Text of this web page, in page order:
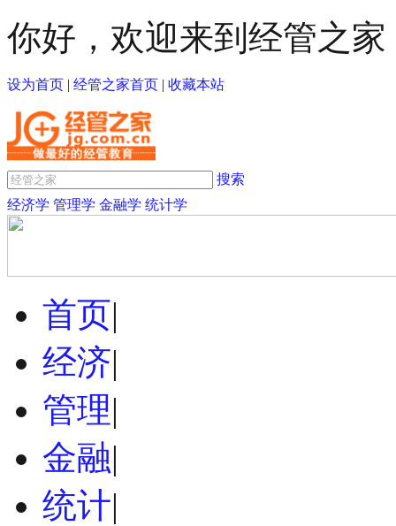
你好，欢迎来到经管之家
设为首页 | 经管之家首页 | 收藏本站
搜索
经济学 管理学 金融学 统计学
首页|
经济|
管理|
金融|
统计|